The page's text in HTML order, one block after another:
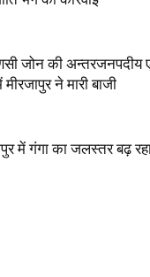
जोन की अन्तरजनपदीय
ने मारी बाजी
में गंगा का जलस्तर बढ़